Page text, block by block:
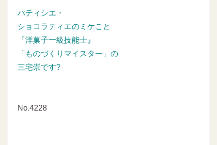
パティシエ・
ショコラティエのミケこと
『洋菓子一級技能士』
「ものづくりマイスター」の
三宅崇です?
No.4228